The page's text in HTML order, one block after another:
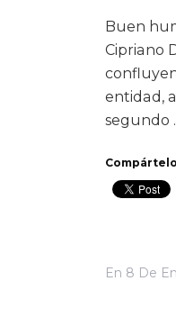
Buen
Cipriano
entidad,
segundo
En 8 De